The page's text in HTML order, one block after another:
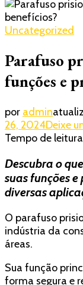
Uncategorized
Parafuso
funções e
por admin
26, 2024Deixe
Tempo de
Descubra o
suas funções
diversas
O parafuso
indústria da
áreas.
Sua função
forma segura e